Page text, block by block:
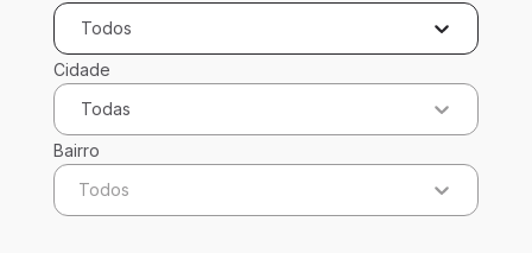
Todos
Cidade
Todas
Bairro
Todos